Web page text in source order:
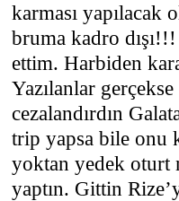
karması yapılacak
bruma kadro
ettim. Harbiden
Yazılanlar
cezalandırdın
trip yapsa bile onu
yoktan yedek oturt
yaptın. Gittin